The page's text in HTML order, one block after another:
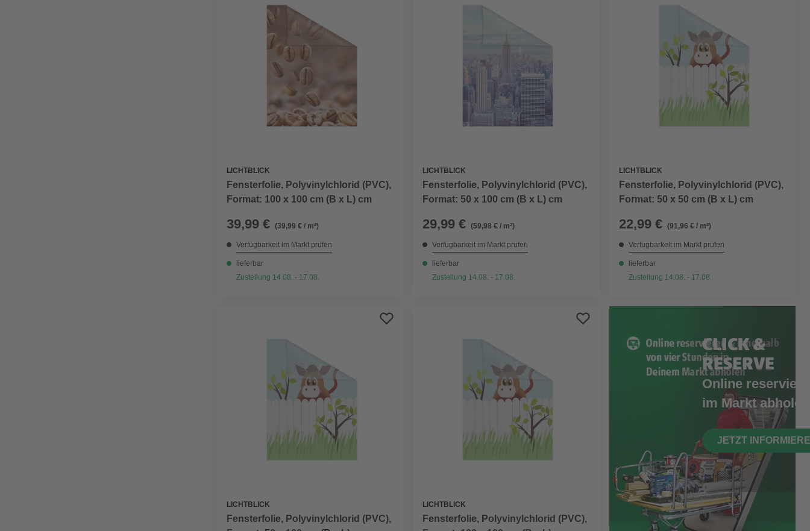
LICHTBLICK
Fensterfolie, Polyvinylchlorid (PVC),
Format: 100 x 100 cm (B x L) cm
39,99 € (39,99 € / m²)
Verfügbarkeit im Markt prüfen
lieferbar
Zustellung 14.08. - 17.08.
LICHTBLICK
Fensterfolie, Polyvinylchlorid (PVC),
Format: 50 x 100 cm (B x L) cm
29,99 € (59,98 € / m²)
Verfügbarkeit im Markt prüfen
lieferbar
Zustellung 14.08. - 17.08.
LICHTBLICK
Fensterfolie, Polyvinylchlorid (PVC),
Format: 50 x 50 cm (B x L) cm
22,99 € (91,96 € / m²)
Verfügbarkeit im Markt prüfen
lieferbar
Zustellung 14.08. - 17.08.
LICHTBLICK
Fensterfolie, Polyvinylchlorid (PVC),
LICHTBLICK
Fensterfolie, Polyvinylchlorid (PVC),
CLICK &
RESERVE
Online
im Markt abholen
JETZT